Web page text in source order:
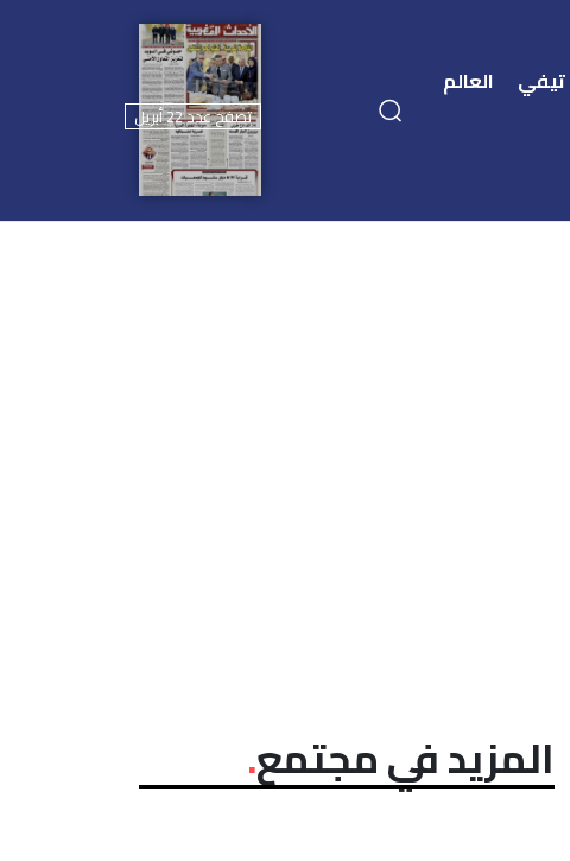
تيفي
العالم
تصفح عدد 22 أبريل
المزيد في مجتمع